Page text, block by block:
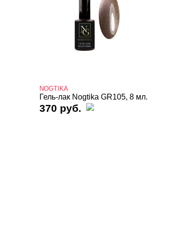
NOGTIKA
Гель-лак Nogtika GR105, 8 мл.
370 руб.